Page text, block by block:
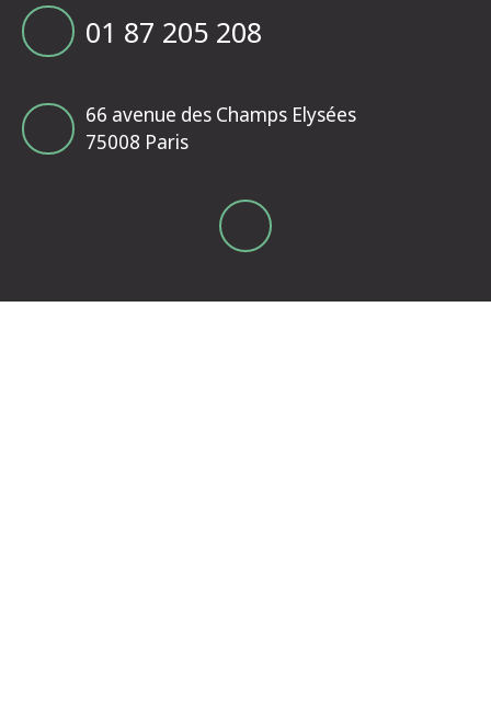
01 87 205 208
66 avenue des Champs Elysées
75008 Paris